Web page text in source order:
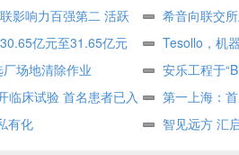
影响力百强第二 活跃
希音向联交
式构筑坚固护城河
亿元至31.65亿元
Tesollo，机
场地清除作业
安乐工程于
临床试验 首名患者已入
第一上海：
有化
智见远方 汇